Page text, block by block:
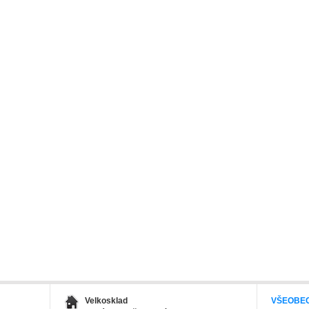
Velkosklad